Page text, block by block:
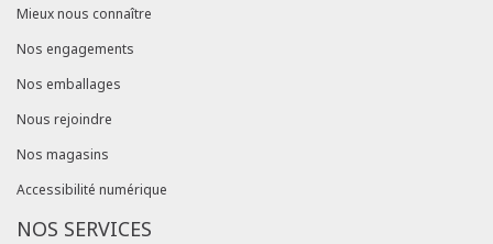
Mieux nous connaître
Nos engagements
Nos emballages
Nous rejoindre
Nos magasins
Accessibilité numérique
NOS SERVICES